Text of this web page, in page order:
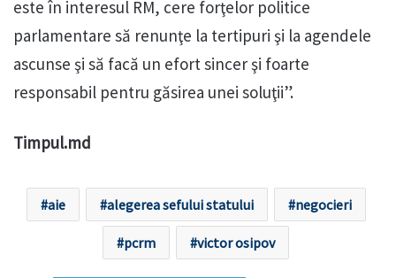
este în interesul RM, cere forţelor politice
parlamentare să renunţe la tertipuri şi la agendele
ascunse şi să facă un efort sincer şi foarte
responsabil pentru găsirea unei soluţii”.
Timpul.md
aie alegerea sefului statului negocieri
pcrm victor osipov